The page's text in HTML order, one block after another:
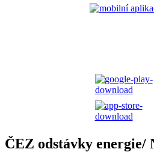
ČEZ odstávky energie/